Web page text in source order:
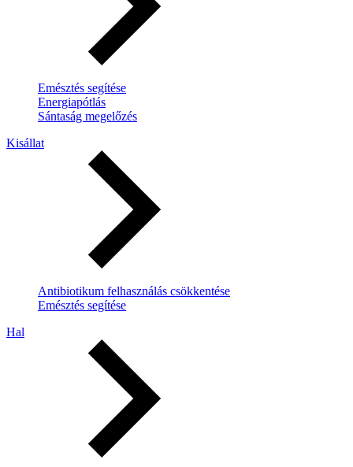
Emésztés segítése
Energiapótlás
Sántaság megelőzés
Kisállat
Antibiotikum felhasználás csökkentése
Emésztés segítése
Hal